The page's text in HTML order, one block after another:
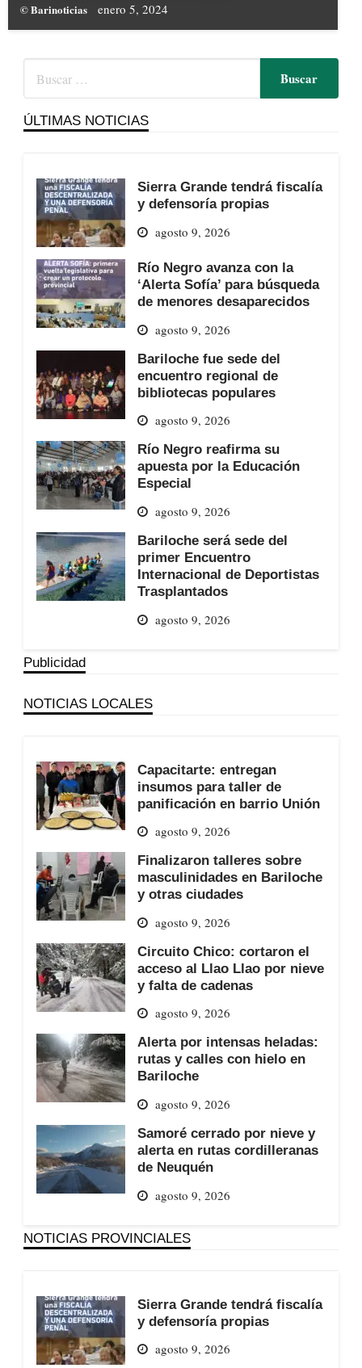
© Barinoticias enero 5, 2024
ÚLTIMAS NOTICIAS
Sierra Grande tendrá fiscalía
y defensoría propias
agosto 9, 2026
Río Negro avanza con la
‘Alerta Sofía’ para búsqueda
de menores desaparecidos
agosto 9, 2026
Bariloche fue sede del
encuentro regional de
bibliotecas populares
agosto 9, 2026
Río Negro reafirma su
apuesta por la Educación
Especial
agosto 9, 2026
Bariloche será sede del
primer Encuentro
Internacional de Deportistas
Trasplantados
agosto 9, 2026
Publicidad
NOTICIAS LOCALES
Capacitarte: entregan
insumos para taller de
panificación en barrio Unión
agosto 9, 2026
Finalizaron talleres sobre
masculinidades en Bariloche
y otras ciudades
agosto 9, 2026
Circuito Chico: cortaron el
acceso al Llao Llao por nieve
y falta de cadenas
agosto 9, 2026
Alerta por intensas heladas:
rutas y calles con hielo en
Bariloche
agosto 9, 2026
Samoré cerrado por nieve y
alerta en rutas cordilleranas
de Neuquén
agosto 9, 2026
NOTICIAS PROVINCIALES
Sierra Grande tendrá fiscalía
y defensoría propias
agosto 9, 2026